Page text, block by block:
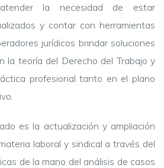
la necesidad de estar
y contar con herramientas
jurídicos brindar soluciones
la teoría del Derecho del Trabajo y
profesional tanto en el plano
es la actualización y ampliación
laboral y sindical a través del
de la mano del análisis de casos